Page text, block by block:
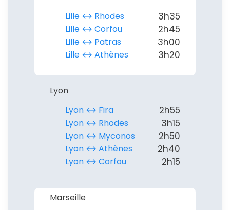
Lille ↔︎ Rhodes
3h35
Lille ↔︎ Corfou 2h45
Lille ↔︎ Patras 3h00
Lille ↔︎ Athènes 3h20
Lyon
Lyon ↔︎ Fira
2h55
Lyon ↔︎ Rhodes 3h15
Lyon ↔︎ Myconos 2h50
Lyon ↔︎ Athènes 2h40
Lyon ↔︎ Corfou 2h15
Marseille